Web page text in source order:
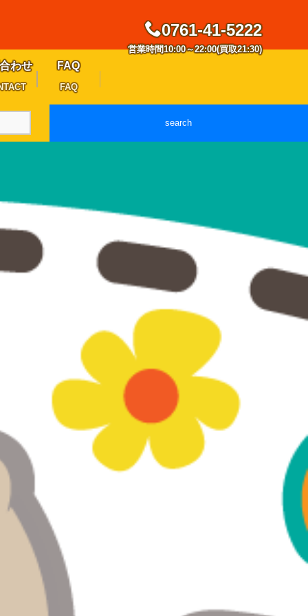
0761-41-5222
営業時間10:00～22:00(買取21:30)
わせ FAQ
FAQ
search